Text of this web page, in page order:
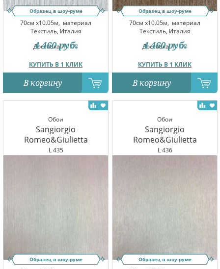
Образец в шоу-руме
70см x10.05м, материал
Текстиль, Италия
Доставка:11.08
КУПИТЬ В 1 КЛИК
4 460 руб.
В корзину
Образец в шоу-руме
70см x10.05м, материал
Текстиль, Италия
Доставка:11.08
КУПИТЬ В 1 КЛИК
4 460 руб.
В корзину
Обои
Sangiorgio
Romeo&Giulietta
L 435
Образец в шоу-руме
Обои
Sangiorgio
Romeo&Giulietta
L 436
Образец в шоу-руме